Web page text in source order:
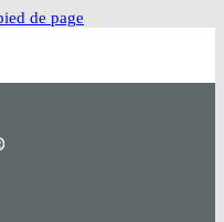
de page